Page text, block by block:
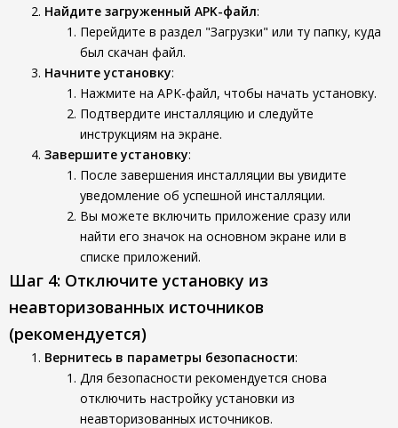
Найдите загруженный APK-файл:
Перейдите в раздел "Загрузки" или ту папку, куда
был скачан файл.
Начните установку:
Нажмите на APK-файл, чтобы начать установку.
Подтвердите инсталляцию и следуйте
инструкциям на экране.
Завершите установку:
После завершения инсталляции вы увидите
уведомление об успешной инсталляции.
Вы можете включить приложение сразу или
найти его значок на основном экране или в
списке приложений.
Шаг 4: Отключите установку из
неавторизованных источников
(рекомендуется)
Вернитесь в параметры безопасности:
Для безопасности рекомендуется снова
отключить настройку установки из
неавторизованных источников.